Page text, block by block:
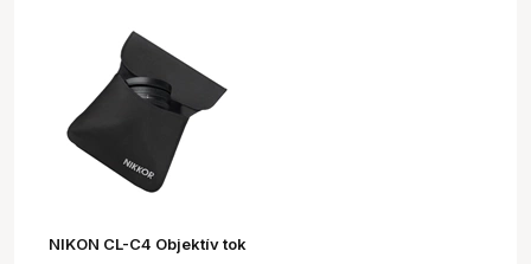
NIKON CL-C4 Objektív tok